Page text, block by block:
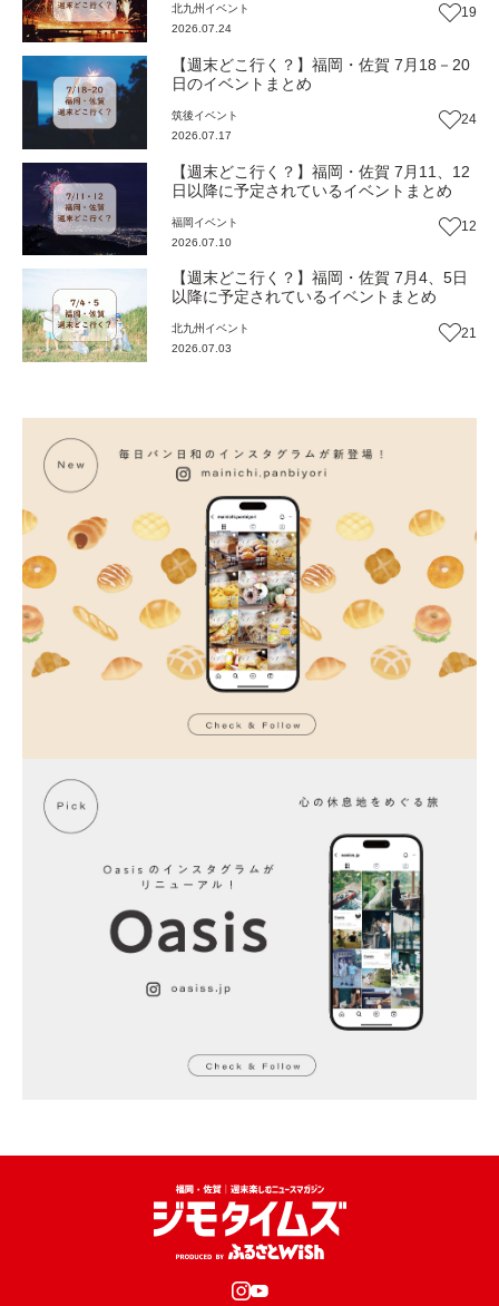
北九州 イベント
2026.07.24
19
【週末どこ行く？】福岡・佐賀 7月18－20
日のイベントまとめ
筑後イベント
2026.07.17
24
【週末どこ行く？】福岡・佐賀 7月11、12
日以降に予定されているイベントまとめ
福岡 イベント
2026.07.10
12
【週末どこ行く？】福岡・佐賀 7月4、5日
以降に予定されているイベントまとめ
北九州 イベント
2026.07.03
21